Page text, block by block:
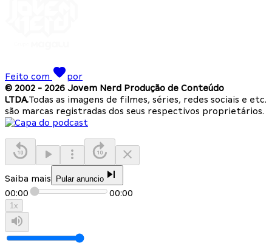
Feito com
por
© 2002 - 2026 Jovem Nerd Produção de Conteúdo
LTDA.Todas as imagens de filmes, séries, redes sociais e etc.
são marcas registradas dos seus respectivos proprietários.
Saiba mais Pular anuncio
00:00 00:00
1x